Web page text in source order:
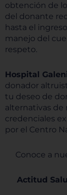
obtención de
del donante
hasta el
manejo del
respeto.
Hospital
donador
tu deseo de
alternativas de
credenciales
por el Centro
Conoce a
Actitud